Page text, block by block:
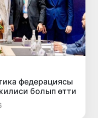
федерациясы
болып өтти